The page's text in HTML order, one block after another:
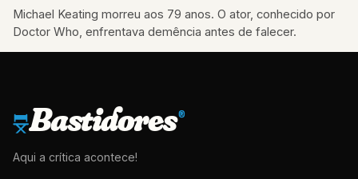
Michael Keating morreu aos 79 anos. O ator, conhecido por
Doctor Who, enfrentava demência antes de falecer.
Bastidores®
Aqui a crítica acontece!